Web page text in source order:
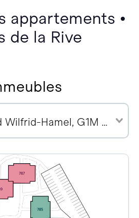
appartements •
de la Rive
777 Boulevard Wilfrid-Hamel, G1M 2R1